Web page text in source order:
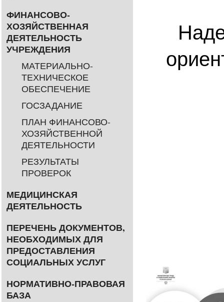
ФИНАНСОВО-
ХОЗЯЙСТВЕННАЯ
ДЕЯТЕЛЬНОСТЬ
УЧРЕЖДЕНИЯ
МАТЕРИАЛЬНО-
ТЕХНИЧЕСКОЕ
ОБЕСПЕЧЕНИЕ
ГОСЗАДАНИЕ
ПЛАН ФИНАНСОВО-
ХОЗЯЙСТВЕННОЙ
ДЕЯТЕЛЬНОСТИ
РЕЗУЛЬТАТЫ
ПРОВЕРОК
МЕДИЦИНСКАЯ
ДЕЯТЕЛЬНОСТЬ
ПЕРЕЧЕНЬ ДОКУМЕНТОВ,
НЕОБХОДИМЫХ ДЛЯ
ПРЕДОСТАВЛЕНИЯ
СОЦИАЛЬНЫХ УСЛУГ
НОРМАТИВНО-ПРАВОВАЯ
БАЗА